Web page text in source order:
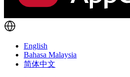
English
Bahasa Malaysia
简体中文